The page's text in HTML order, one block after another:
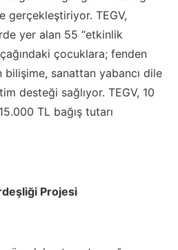
gerçekleştiriyor. TEGV,
yer alan 55 “etkinlik
çocuklara; fenden
sanattan yabancı dile
desteği sağlıyor. TEGV, 10
TL bağış tutarı
Projesi